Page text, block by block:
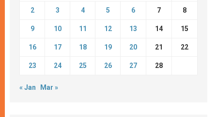
2 3 4 5 6 7 8
9 10 11 12 13 14 15
16 17 18 19 20 21 22
23 24 25 26 27 28
« Jan Mar »